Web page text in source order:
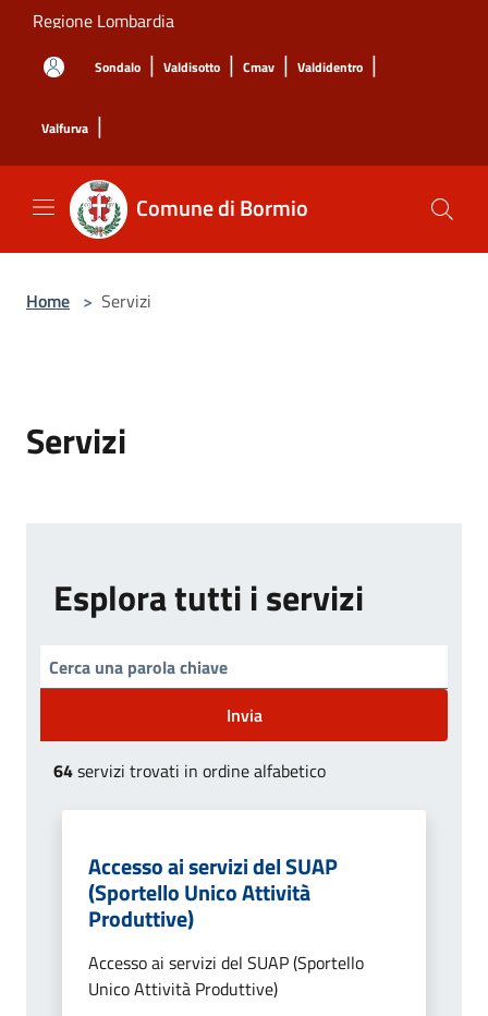
Salta al contenuto principale
Regione Lombardia
Sondalo | Valdisotto | Cmav | Valdidentro |
Valfurva |
Comune di Bormio
Home > Servizi
Servizi
Esplora tutti i servizi
Invia
64servizi trovati in ordine alfabetico
Accesso ai servizi del SUAP
(Sportello Unico Attività
Produttive)
Accesso ai servizi del SUAP (Sportello
Unico Attività Produttive)